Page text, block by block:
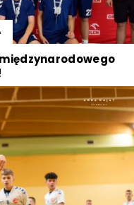
międzynarodowego